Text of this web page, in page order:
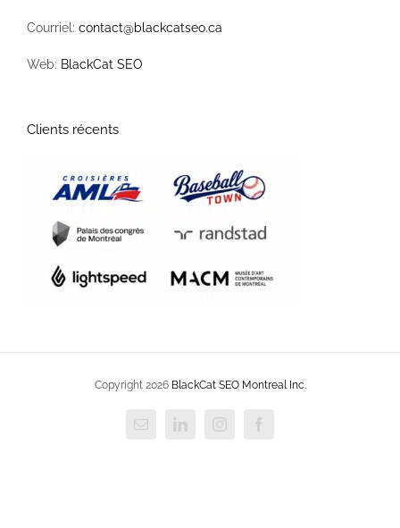
Courriel: contact@blackcatseo.ca
Web: BlackCat SEO
Clients récents
Copyright 2026 BlackCat SEO Montreal Inc.
CourrielLinkedInInstagramFacebook